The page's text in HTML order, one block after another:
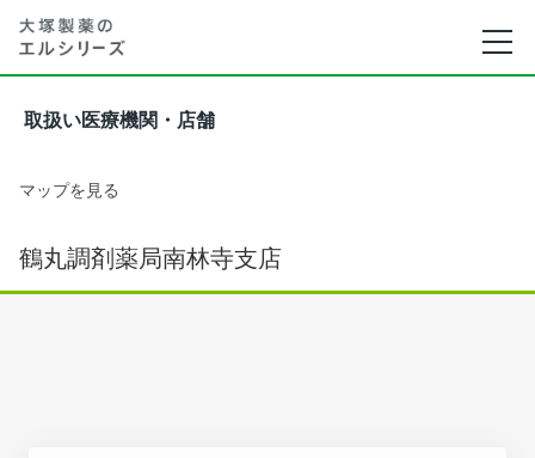
取扱い医療機関・店舗
マップを見る
鶴丸調剤薬局南林寺支店